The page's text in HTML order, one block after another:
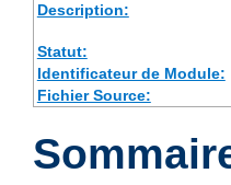
Description:
Statut:
Identificateur de Module:
Fichier Source: